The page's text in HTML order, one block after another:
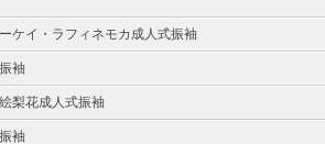
ケイ・ラフィネモカ成人式振袖
袖
梨花成人式振袖
袖